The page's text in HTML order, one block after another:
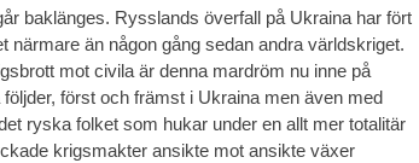
baklänges. Rysslands överfall på Ukraina har fört
närmare än någon gång sedan andra världskriget.
mot civila är denna mardröm nu inne på
först och främst i Ukraina men även med
ryska folket som hukar under en allt mer totalitär
krigsmakter ansikte mot ansikte växer